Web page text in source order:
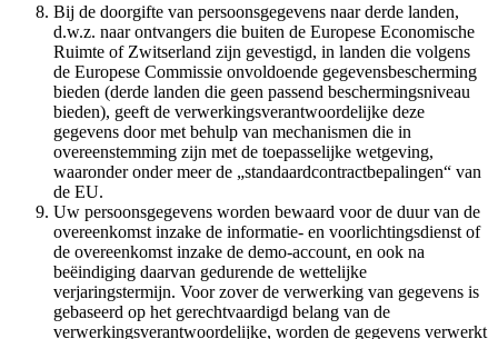
Bij de doorgifte van persoonsgegevens naar derde landen,
d.w.z. naar ontvangers die buiten de Europese Economische
Ruimte of Zwitserland zijn gevestigd, in landen die volgens
de Europese Commissie onvoldoende gegevensbescherming
bieden (derde landen die geen passend beschermingsniveau
bieden), geeft de verwerkingsverantwoordelijke deze
gegevens door met behulp van mechanismen die in
overeenstemming zijn met de toepasselijke wetgeving,
waaronder onder meer de „standaardcontractbepalingen“ van
de EU.
Uw persoonsgegevens worden bewaard voor de duur van de
overeenkomst inzake de informatie- en voorlichtingsdienst of
de overeenkomst inzake de demo-account, en ook na
beëindiging daarvan gedurende de wettelijke
verjaringstermijn. Voor zover de verwerking van gegevens is
gebaseerd op het gerechtvaardigd belang van de
verwerkingsverantwoordelijke, worden de gegevens verwerkt